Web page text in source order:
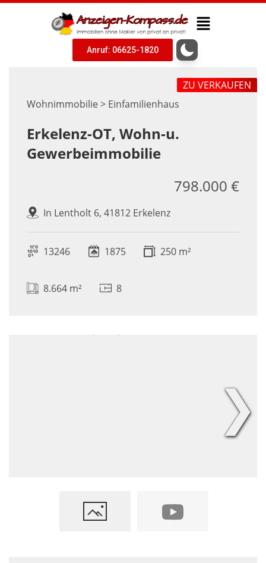
Anruf: 06625-1820
Wohnimmobilie > Einfamilienhaus
ZU VERKAUFEN
Erkelenz-OT, Wohn-u.
Gewerbeimmobilie
In Lentholt 6, 41812 Erkelenz
798.000 €
13246 1875 250 m²
8.664 m² 8
❯